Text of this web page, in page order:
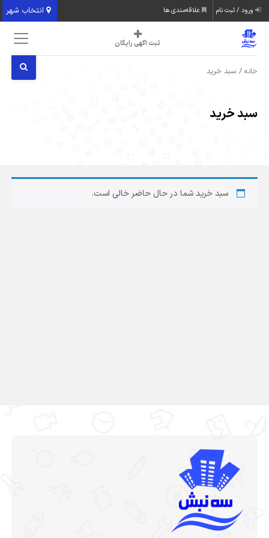
انتخاب شهر ورود / ثبت نام علاقه‌مندی ها
ثبت اگهی رایگان
خانه / سبد خرید
سبد خرید
سبد خرید شما در حال حاضر خالی است.